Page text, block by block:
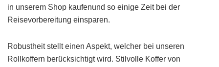
in unserem Shop kaufenund so einige Zeit bei der
Reisevorbereitung einsparen.
Robustheit stellt einen Aspekt, welcher bei unseren
Rollkoffern berücksichtigt wird. Stilvolle Koffer von